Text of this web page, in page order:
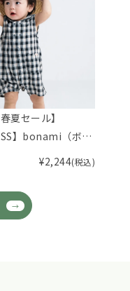
夏セール】
】bonami（ボナ
¥2,244(税込)